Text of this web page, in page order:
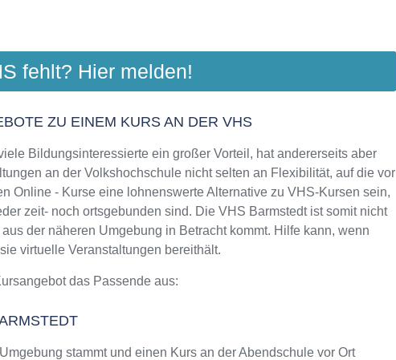
DER STADT BARMSTEDT
fehlt? Hier melden!
ZU EINEM KURS AN DER VHS
Bildungsinteressierte ein großer Vorteil, hat andererseits aber
an der Volkshochschule nicht selten an Flexibilität, auf die vor
Online - Kurse eine lohnenswerte Alternative zu VHS-Kursen sein,
zeit- noch ortsgebunden sind. Die VHS Barmstedt ist somit nicht
der näheren Umgebung in Betracht kommt. Hilfe kann, wenn
virtuelle Veranstaltungen bereithält.
das Passende aus:
stammt und einen Kurs an der Abendschule vor Ort